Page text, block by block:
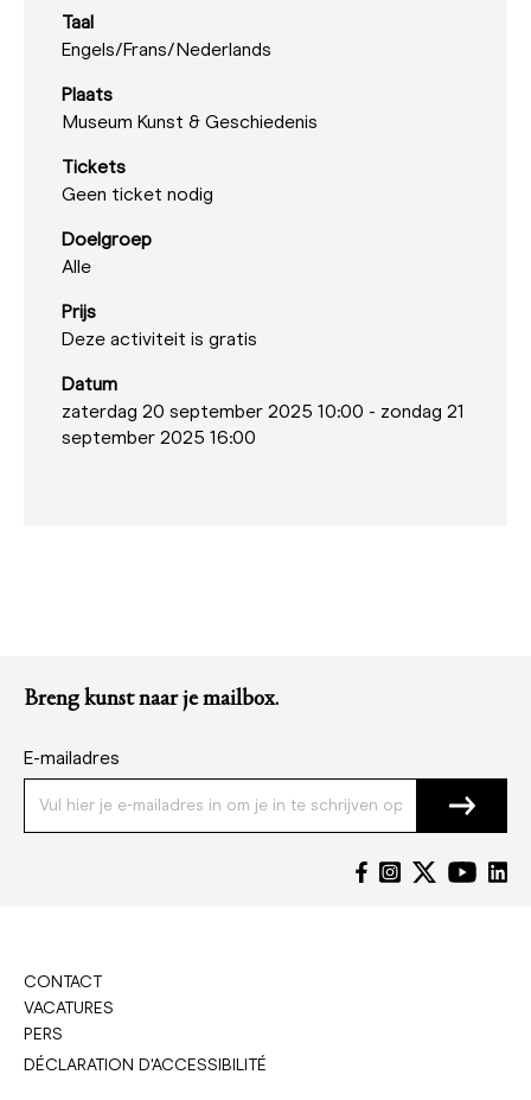
Taal
Engels/Frans/Nederlands
Plaats
Museum Kunst & Geschiedenis
Tickets
Geen ticket nodig
Doelgroep
Alle
Prijs
Deze activiteit is gratis
Datum
zaterdag 20 september 2025 10:00 - zondag 21
september 2025 16:00
Breng kunst naar je mailbox.
E-mailadres
CONTACT
VACATURES
PERS
DÉCLARATION D'ACCESSIBILITÉ